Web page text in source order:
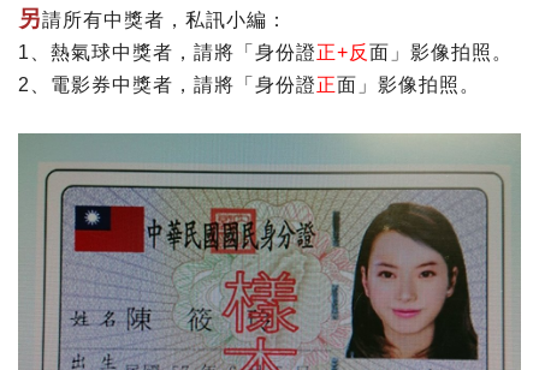
另請所有中獎者，私訊小編：
1
、熱氣球中獎者，請將「身份證正+反 面」影像拍照。
2
、電影券中獎者，請將「身份證正面」影像拍照。